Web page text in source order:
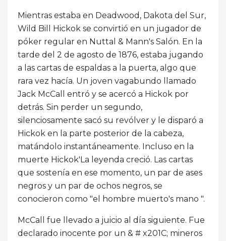
Mientras estaba en Deadwood, Dakota del Sur,
Wild Bill Hickok se convirtió en un jugador de
póker regular en Nuttal & Mann's Salón. En la
tarde del 2 de agosto de 1876, estaba jugando
a las cartas de espaldas a la puerta, algo que
rara vez hacía. Un joven vagabundo llamado
Jack McCall entró y se acercó a Hickok por
detrás. Sin perder un segundo,
silenciosamente sacó su revólver y le disparó a
Hickok en la parte posterior de la cabeza,
matándolo instantáneamente. Incluso en la
muerte Hickok'La leyenda creció. Las cartas
que sostenía en ese momento, un par de ases
negros y un par de ochos negros, se
conocieron como "el hombre muerto's mano ".
McCall fue llevado a juicio al día siguiente. Fue
declarado inocente por un & # x201C; mineros